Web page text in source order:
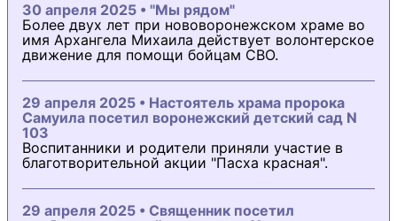
30 апреля 2025 • "Мы рядом"
Более двух лет при нововоронежском храме во
имя Архангела Михаила действует волонтерское
движение для помощи бойцам СВО.
29 апреля 2025 • Настоятель храма пророка
Самуила посетил воронежский детский сад N
103
Воспитанники и родители приняли участие в
благотворительной акции "Пасха красная".
29 апреля 2025 • Священник посетил